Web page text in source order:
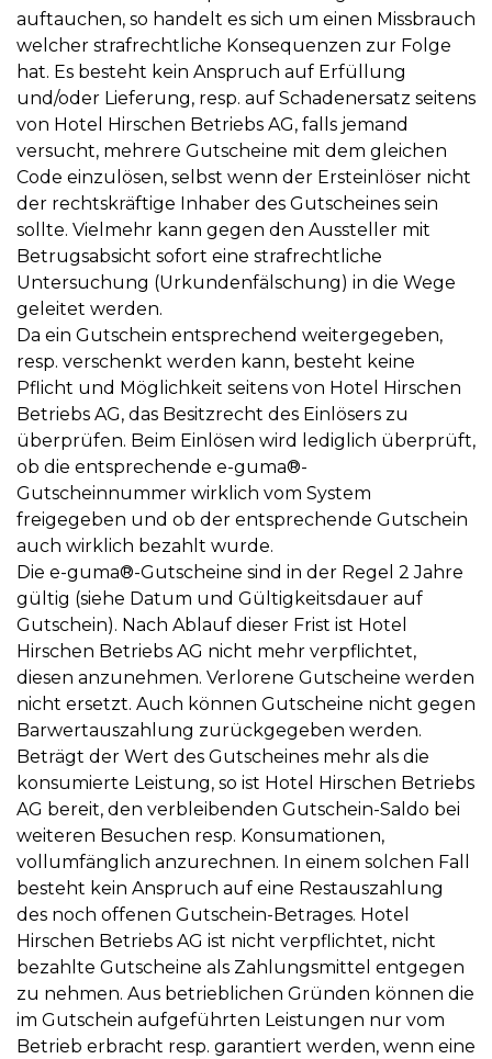
auftauchen, so handelt es sich um einen Missbrauch
welcher strafrechtliche Konsequenzen zur Folge
hat. Es besteht kein Anspruch auf Erfüllung
und/oder Lieferung, resp. auf Schadenersatz seitens
von Hotel Hirschen Betriebs AG, falls jemand
versucht, mehrere Gutscheine mit dem gleichen
Code einzulösen, selbst wenn der Ersteinlöser nicht
der rechtskräftige Inhaber des Gutscheines sein
sollte. Vielmehr kann gegen den Aussteller mit
Betrugsabsicht sofort eine strafrechtliche
Untersuchung (Urkundenfälschung) in die Wege
geleitet werden.
Da ein Gutschein entsprechend weitergegeben,
resp. verschenkt werden kann, besteht keine
Pflicht und Möglichkeit seitens von Hotel Hirschen
Betriebs AG, das Besitzrecht des Einlösers zu
überprüfen. Beim Einlösen wird lediglich überprüft,
ob die entsprechende e-guma®-
Gutscheinnummer wirklich vom System
freigegeben und ob der entsprechende Gutschein
auch wirklich bezahlt wurde.
Die e-guma®-Gutscheine sind in der Regel 2 Jahre
gültig (siehe Datum und Gültigkeitsdauer auf
Gutschein). Nach Ablauf dieser Frist ist Hotel
Hirschen Betriebs AG nicht mehr verpflichtet,
diesen anzunehmen. Verlorene Gutscheine werden
nicht ersetzt. Auch können Gutscheine nicht gegen
Barwertauszahlung zurückgegeben werden.
Beträgt der Wert des Gutscheines mehr als die
konsumierte Leistung, so ist Hotel Hirschen Betriebs
AG bereit, den verbleibenden Gutschein-Saldo bei
weiteren Besuchen resp. Konsumationen,
vollumfänglich anzurechnen. In einem solchen Fall
besteht kein Anspruch auf eine Restauszahlung
des noch offenen Gutschein-Betrages. Hotel
Hirschen Betriebs AG ist nicht verpflichtet, nicht
bezahlte Gutscheine als Zahlungsmittel entgegen
zu nehmen. Aus betrieblichen Gründen können die
im Gutschein aufgeführten Leistungen nur vom
Betrieb erbracht resp. garantiert werden, wenn eine